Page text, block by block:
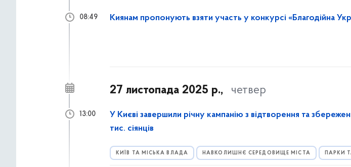
Киянам пропонують взяти участь у конкурсі «Благодійна
08:49
27 листопада 2025 р., четвер
У Києві завершили річну кампанію з відтворення та
тис. сіянців
КИЇВ ТА МІСЬКА ВЛАДА НАВКОЛИШНЄ СЕРЕДОВИЩЕ МІСТА ПАРКИ
13:00